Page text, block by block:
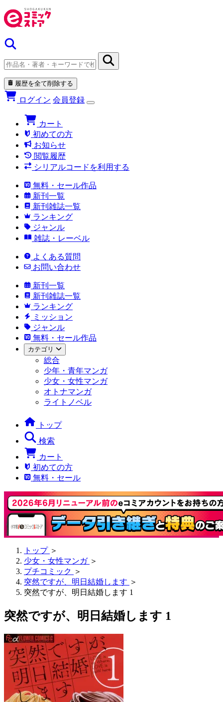
履歴を全て削除する
ログイン 会員登録
カート
初めての方
お知らせ
閲覧履歴
シリアルコードを利用する
無料・セール作品
新刊一覧
新刊雑誌一覧
ランキング
ジャンル
雑誌・レーベル
よくある質問
お問い合わせ
新刊一覧
新刊雑誌一覧
ランキング
ミッション
ジャンル
無料・セール作品
カテゴリ
総合
少年・青年マンガ
少女・女性マンガ
オトナマンガ
ライトノベル
トップ
検索
カート
初めての方
無料・セール
トップ ＞
少女・女性マンガ ＞
プチコミック ＞
突然ですが、明日結婚します ＞
突然ですが、明日結婚します 1
突然ですが、明日結婚します 1